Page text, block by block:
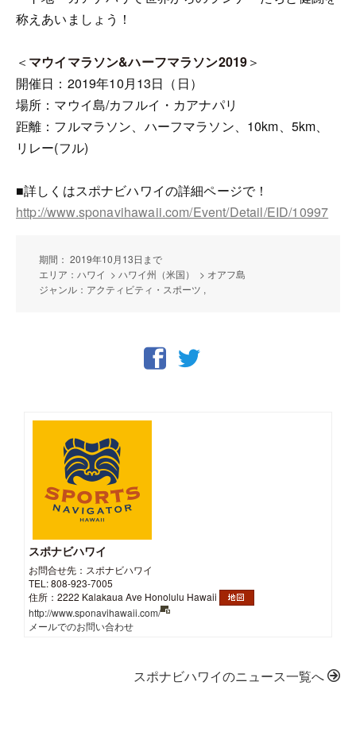
称えあいましょう！
＜ マウイマラソン&ハーフマラソン2019＞
開催日：2019年10月13日（日）
場所：マウイ島/カフルイ・カアナパリ
距離：フルマラソン、ハーフマラソン、10km、5km、
リレー(フル)
■詳しくはスポナビハワイの詳細ページで！
http://www.sponavihawaii.com/Event/Detail/EID/10997
期間： 2019年10月13日まで
エリア：ハワイ > ハワイ州（米国） > オアフ島
ジャンル：アクティビティ・スポーツ ,
スポナビハワイ
お問合せ先：スポナビハワイ
TEL: 808-923-7005
住所：2222 Kalakaua Ave Honolulu Hawaii
http://www.sponavihawaii.com/
メールでのお問い合わせ
スポナビハワイのニュース一覧へ